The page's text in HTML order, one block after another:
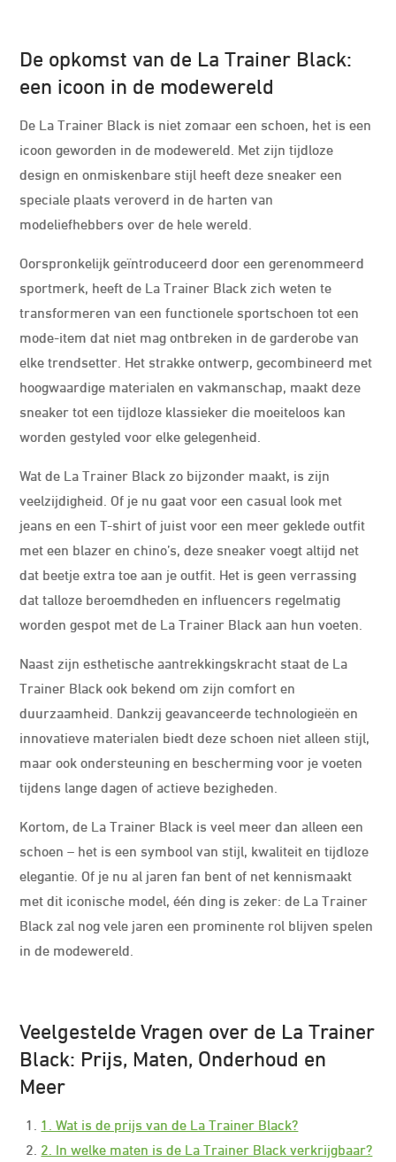
De opkomst van de La Trainer Black:
een icoon in de modewereld
De La Trainer Black is niet zomaar een schoen, het is een
icoon geworden in de modewereld. Met zijn tijdloze
design en onmiskenbare stijl heeft deze sneaker een
speciale plaats veroverd in de harten van
modeliefhebbers over de hele wereld.
Oorspronkelijk geïntroduceerd door een gerenommeerd
sportmerk, heeft de La Trainer Black zich weten te
transformeren van een functionele sportschoen tot een
mode-item dat niet mag ontbreken in de garderobe van
elke trendsetter. Het strakke ontwerp, gecombineerd met
hoogwaardige materialen en vakmanschap, maakt deze
sneaker tot een tijdloze klassieker die moeiteloos kan
worden gestyled voor elke gelegenheid.
Wat de La Trainer Black zo bijzonder maakt, is zijn
veelzijdigheid. Of je nu gaat voor een casual look met
jeans en een T-shirt of juist voor een meer geklede outfit
met een blazer en chino’s, deze sneaker voegt altijd net
dat beetje extra toe aan je outfit. Het is geen verrassing
dat talloze beroemdheden en influencers regelmatig
worden gespot met de La Trainer Black aan hun voeten.
Naast zijn esthetische aantrekkingskracht staat de La
Trainer Black ook bekend om zijn comfort en
duurzaamheid. Dankzij geavanceerde technologieën en
innovatieve materialen biedt deze schoen niet alleen stijl,
maar ook ondersteuning en bescherming voor je voeten
tijdens lange dagen of actieve bezigheden.
Kortom, de La Trainer Black is veel meer dan alleen een
schoen – het is een symbool van stijl, kwaliteit en tijdloze
elegantie. Of je nu al jaren fan bent of net kennismaakt
met dit iconische model, één ding is zeker: de La Trainer
Black zal nog vele jaren een prominente rol blijven spelen
in de modewereld.
Veelgestelde Vragen over de La Trainer
Black: Prijs, Maten, Onderhoud en
Meer
1. Wat is de prijs van de La Trainer Black?
2. In welke maten is de La Trainer Black verkrijgbaar?